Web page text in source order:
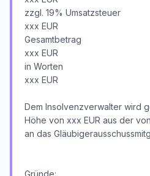
zzgl. 19% Umsatzsteuer
xxx EUR
Gesamtbetrag
xxx EUR
in Worten
xxx EUR
Dem Insolvenzverwalter wird
Höhe von xxx EUR aus der
an das
Gründe: